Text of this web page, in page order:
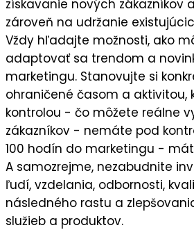
získavanie nových zákazníkov
zároveň na udržanie
Vždy hľadajte možnosti, ako
adaptovať sa trendom a
marketingu. Stanovujte si
ohraničené časom a aktivitou,
kontrolou - čo môžete reálne
zákazníkov - nemáte pod
100 hodín do marketingu -
A samozrejme, nezabudnite
ľudí, vzdelania, odbornosti,
následného rastu a
služieb a produktov.